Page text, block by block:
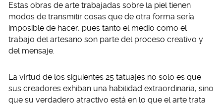
Estas obras de arte trabajadas sobre la piel tienen
modos de transmitir cosas que de otra forma sería
imposible de hacer, pues tanto el medio como el
trabajo del artesano son parte del proceso creativo y
del mensaje.
La virtud de los siguientes 25 tatuajes no solo es que
sus creadores exhiban una habilidad extraordinaria, sino
que su verdadero atractivo está en lo que el arte trata